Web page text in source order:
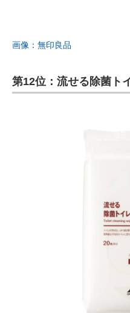
画像：無印良品
第12位：流せる除菌ト